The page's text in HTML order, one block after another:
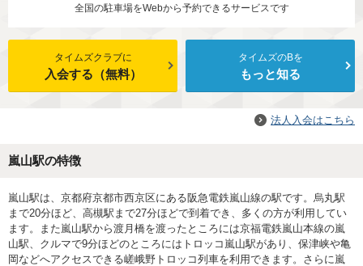
全国の駐車場をWebから予約できるサービスです
タイムズクラブに
入会する（無料）
タイムズのBを
もっと知る
法人入会はこちら
嵐山駅の特徴
嵐山駅は、京都府京都市西京区にある阪急電鉄嵐山線の駅です。烏丸駅
まで20分ほど、高槻駅まで27分ほどで到着でき、多くの方が利用してい
ます。また嵐山駅から渡月橋を渡ったところには京福電鉄嵐山本線の嵐
山駅、クルマで9分ほどのところにはトロッコ嵐山駅があり、保津峡や亀
岡などへアクセスできる嵯峨野トロッコ列車を利用できます。さらに嵐